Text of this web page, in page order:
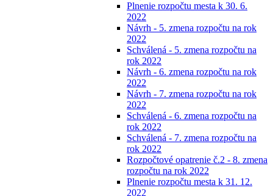
Plnenie rozpočtu mesta k 30. 6.
2022
Návrh - 5. zmena rozpočtu na rok
2022
Schválená - 5. zmena rozpočtu na
rok 2022
Návrh - 6. zmena rozpočtu na rok
2022
Návrh - 7. zmena rozpočtu na rok
2022
Schválená - 6. zmena rozpočtu na
rok 2022
Schválená - 7. zmena rozpočtu na
rok 2022
Rozpočtové opatrenie č.2 - 8. zmena
rozpočtu na rok 2022
Plnenie rozpočtu mesta k 31. 12.
2022